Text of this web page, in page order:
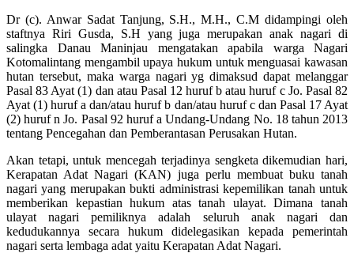
Dr (c). Anwar Sadat Tanjung, S.H., M.H., C.M didampingi oleh
staftnya Riri Gusda, S.H yang juga merupakan anak nagari di
salingka Danau Maninjau mengatakan apabila warga Nagari
Kotomalintang mengambil upaya hukum untuk menguasai kawasan
hutan tersebut, maka warga nagari yg dimaksud dapat melanggar
Pasal 83 Ayat (1) dan atau Pasal 12 huruf b atau huruf c Jo. Pasal 82
Ayat (1) huruf a dan/atau huruf b dan/atau huruf c dan Pasal 17 Ayat
(2) huruf n Jo. Pasal 92 huruf a Undang-Undang No. 18 tahun 2013
tentang Pencegahan dan Pemberantasan Perusakan Hutan.
Akan tetapi, untuk mencegah terjadinya sengketa dikemudian hari,
Kerapatan Adat Nagari (KAN) juga perlu membuat buku tanah
nagari yang merupakan bukti administrasi kepemilikan tanah untuk
memberikan kepastian hukum atas tanah ulayat. Dimana tanah
ulayat nagari pemiliknya adalah seluruh anak nagari dan
kedudukannya secara hukum didelegasikan kepada pemerintah
nagari serta lembaga adat yaitu Kerapatan Adat Nagari.